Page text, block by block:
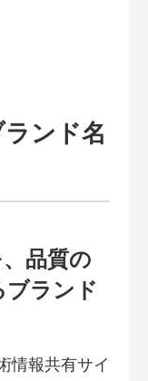
ンド名
品質の
ランド
情報共有サイ